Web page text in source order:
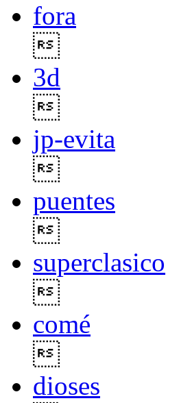
fora
3d
jp-evita
puentes
superclasico
comé
dioses